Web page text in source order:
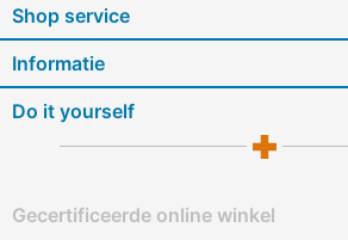
Shop service
Informatie
Do it yourself
Gecertificeerde online winkel